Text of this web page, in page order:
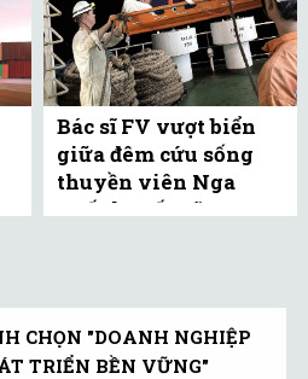
Bác sĩ FV vượt biển
giữa đêm cứu sống
thuyền viên Nga
xuất huyết não
CHỌN "DOANH NGHIỆP
TRIỂN BỀN VỮNG"